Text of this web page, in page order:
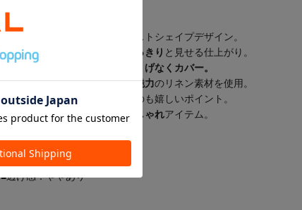
ウエストシェイプデザイン。
●スキッパー仕様で顔周りを
すっきり と見せる仕上がり。
二の腕や腰周りをさりげなくカバー。
●清涼感とやわらかな肌触りが魅力 のリネン素材を使用。
●手洗い可能で自宅ケアできるのも嬉しいポイント。
●着るだけで様になる、簡単おしゃれアイテム。
■洗濯：手洗い可
■透け感：ややあり